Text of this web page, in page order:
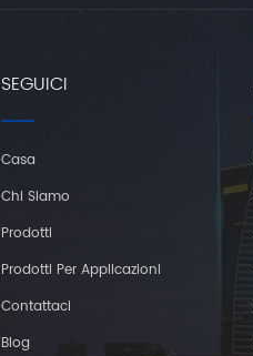
SEGUICI
Casa
Chi Siamo
Prodotti
Prodotti Per Applicazioni
Contattaci
Blog